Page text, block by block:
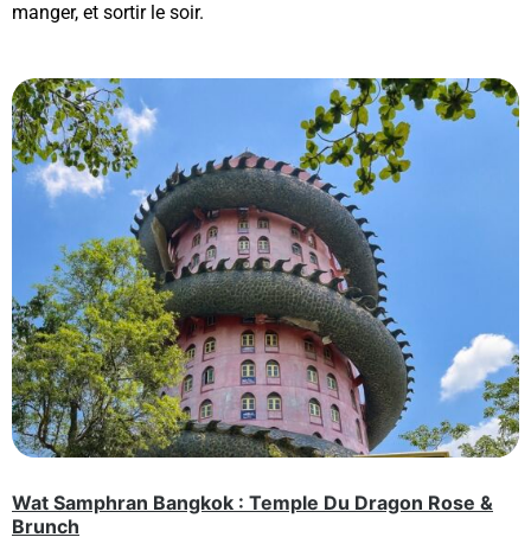
manger, et sortir le soir.
Wat Samphran Bangkok : Temple Du Dragon Rose &
Brunch